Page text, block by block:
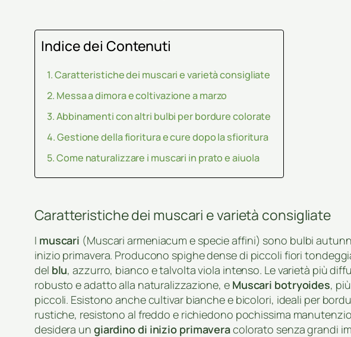
Indice dei Contenuti
Caratteristiche dei muscari e varietà consigliate
Messa a dimora e coltivazione a marzo
Abbinamenti con altri bulbi per bordure colorate
Gestione della fioritura e cure dopo la sfioritura
Come naturalizzare i muscari in prato e aiuola
Caratteristiche dei muscari e varietà consigliate
I muscari (Muscari armeniacum e specie affini) sono bulbi
inizio primavera. Producono spighe dense di piccoli fiori
del blu, azzurro, bianco e talvolta viola intenso. Le varietà più
robusto e adatto alla naturalizzazione, e Muscari botryoides,
piccoli. Esistono anche cultivar bianche e bicolori, ideali per
rustiche, resistono al freddo e richiedono pochissima
desidera un giardino di inizio primaveracolorato senza grandi